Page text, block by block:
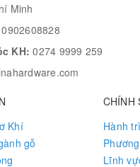
Minh
0902608828
KH:0274 9999 259
Khí
gỗ
CHÍNH
Hành
Lĩnh